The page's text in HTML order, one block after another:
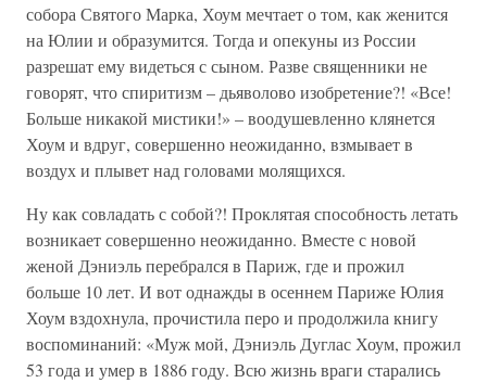
собора Святого Марка, Хоум мечтает о том, как женится
на Юлии и образумится. Тогда и опекуны из России
разрешат ему видеться с сыном. Разве священники не
говорят, что спиритизм – дьяволово изобретение?! «Все!
Больше никакой мистики!» – воодушевленно клянется
Хоум и вдруг, совершенно неожиданно, взмывает в
воздух и плывет над головами молящихся.
Ну как совладать с собой?! Проклятая способность летать
возникает совершенно неожиданно. Вместе с новой
женой Дэниэль перебрался в Париж, где и прожил
больше 10 лет. И вот однажды в осеннем Париже Юлия
Хоум вздохнула, прочистила перо и продолжила книгу
воспоминаний: «Муж мой, Дэниэль Дуглас Хоум, прожил
53 года и умер в 1886 году. Всю жизнь враги старались